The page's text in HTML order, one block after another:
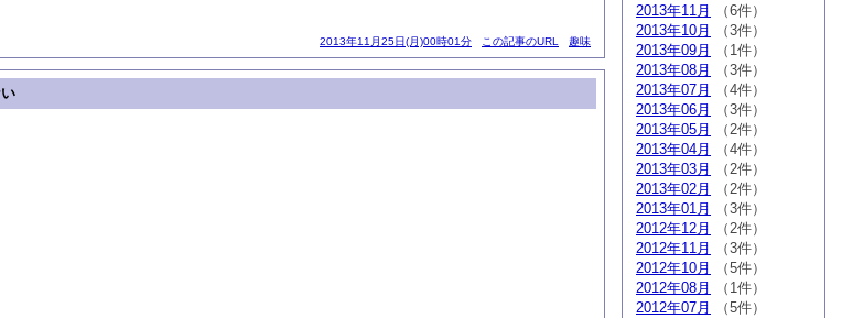
2013年11月25日(月)00時01分 この記事のURL 趣味
2013年11月
（6件）
2013年10月
（3件）
2013年09月
（1件）
2013年08月
（3件）
2013年07月
（4件）
2013年06月
（3件）
2013年05月
（2件）
2013年04月
（4件）
2013年03月
（2件）
2013年02月
（2件）
2013年01月
（3件）
2012年12月
（2件）
2012年11月
（3件）
2012年10月
（5件）
2012年08月
（1件）
2012年07月
（5件）